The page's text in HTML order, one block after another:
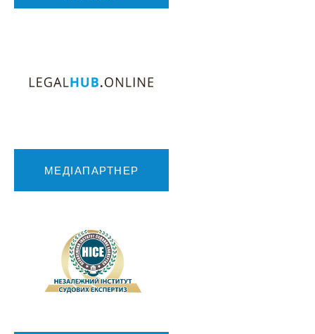
МЕДІАПАРТНЕР